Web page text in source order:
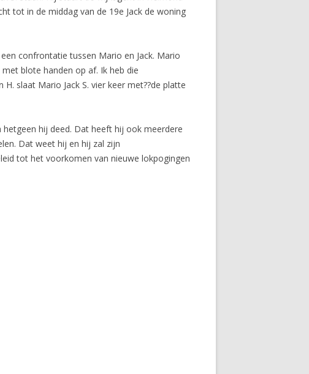
tot in de middag van de 19e Jack de woning
confrontatie tussen Mario en Jack. Mario
blote handen op af. Ik heb die
slaat Mario Jack S. vier keer met??de platte
hetgeen hij deed. Dat heeft hij ook meerdere
Dat weet hij en hij zal zijn
tot het voorkomen van nieuwe lokpogingen